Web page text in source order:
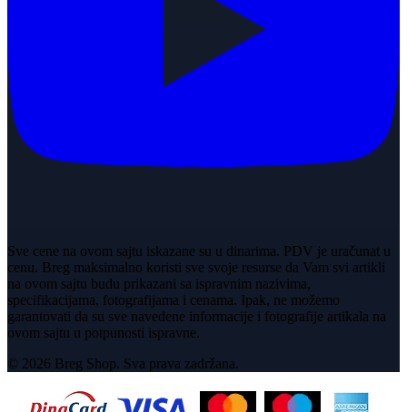
Sve cene na ovom sajtu iskazane su u dinarima. PDV je uračunat u
cenu. Breg maksimalno koristi sve svoje resurse da Vam svi artikli
na ovom sajtu budu prikazani sa ispravnim nazivima,
specifikacijama, fotografijama i cenama. Ipak, ne možemo
garantovati da su sve navedene informacije i fotografije artikala na
ovom sajtu u potpunosti ispravne.
© 2026 Breg Shop. Sva prava zadržana.